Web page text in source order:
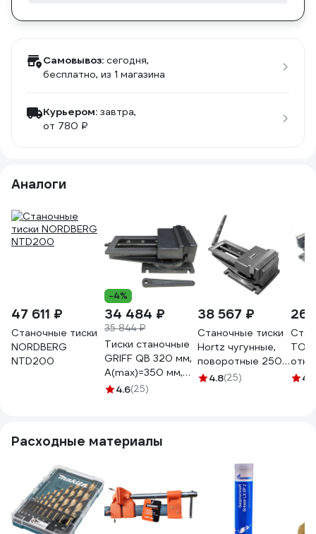
Самовывоз: сегодня,
бесплатно, из 1 магазина
Курьером: завтра,
от 780 ₽
Аналоги
47 611 ₽
Станочные тиски
NORDBERG
NTD200
-4%
34 484 ₽
35 844 ₽
Тиски станочные
GRIFF QB 320 мм,
A(max)=350 мм,
вес=71 кг,
4.6(25)
38 567 ₽
Станочные тиски
Hortz чугунные,
поворотные 250
104465
4.8(25)
26
4.7
Расходные материалы